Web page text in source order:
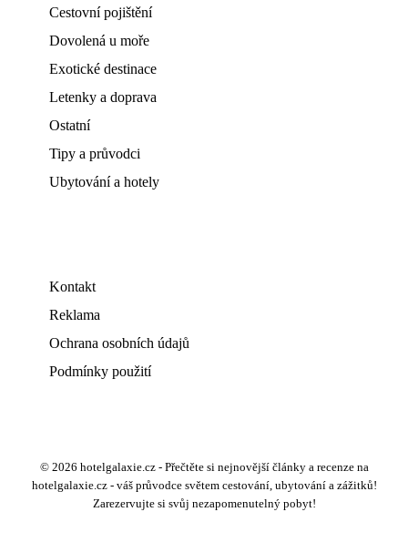
Cestovní pojištění
Dovolená u moře
Exotické destinace
Letenky a doprava
Ostatní
Tipy a průvodci
Ubytování a hotely
Kontakt
Reklama
Ochrana osobních údajů
Podmínky použití
© 2026 hotelgalaxie.cz - Přečtěte si nejnovější články a recenze na
hotelgalaxie.cz - váš průvodce světem cestování, ubytování a zážitků!
Zarezervujte si svůj nezapomenutelný pobyt!